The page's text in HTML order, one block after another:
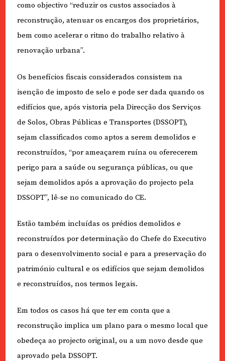
como objectivo “reduzir os custos associados à
reconstrução, atenuar os encargos dos proprietários,
bem como acelerar o ritmo do trabalho relativo à
renovação urbana”.
Os benefícios fiscais considerados consistem na
isenção de imposto de selo e pode ser dada quando os
edifícios que, após vistoria pela Direcção dos Serviços
de Solos, Obras Públicas e Transportes (DSSOPT),
sejam classificados como aptos a serem demolidos e
reconstruídos, “por ameaçarem ruína ou oferecerem
perigo para a saúde ou segurança públicas, ou que
sejam demolidos após a aprovação do projecto pela
DSSOPT”, lê-se no comunicado do CE.
Estão também incluídas os prédios demolidos e
reconstruídos por determinação do Chefe do Executivo
para o desenvolvimento social e para a preservação do
património cultural e os edifícios que sejam demolidos
e reconstruídos, nos termos legais.
Em todos os casos há que ter em conta que a
reconstrução implica um plano para o mesmo local que
obedeça ao projecto original, ou a um novo desde que
aprovado pela DSSOPT.